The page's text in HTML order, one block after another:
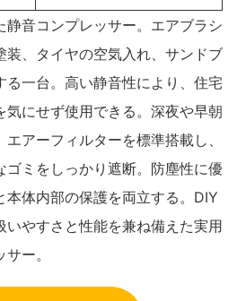
静音コンプレッサー。エアブラシ
装、タイヤの空気入れ、サンドブ
る一台。高い静音性により、住宅
気にせず使用できる。深夜や早朝
アーフィルターを標準搭載し、
ゴミをしっかり遮断。防塵性に優
本体内部の保護を両立する。DIY
いやすさと性能を兼ね備えた実用
ー。